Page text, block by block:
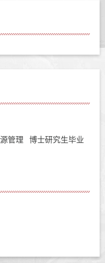
管理 博士研究生毕业